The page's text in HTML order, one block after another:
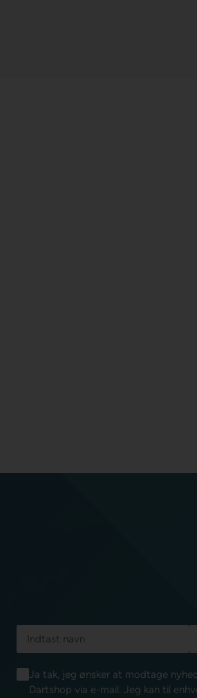
Ja tak, jeg ønsker at modtage
Dartshop via e-mail. Jeg kan til